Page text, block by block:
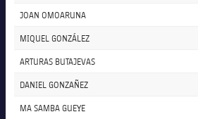
Instal·lacions
JOAN OMOARUNA
MIQUEL GONZÁLEZ
ARTURAS BUTAJEVAS
DANIEL GONZAÑEZ
MA SAMBA GUEYE